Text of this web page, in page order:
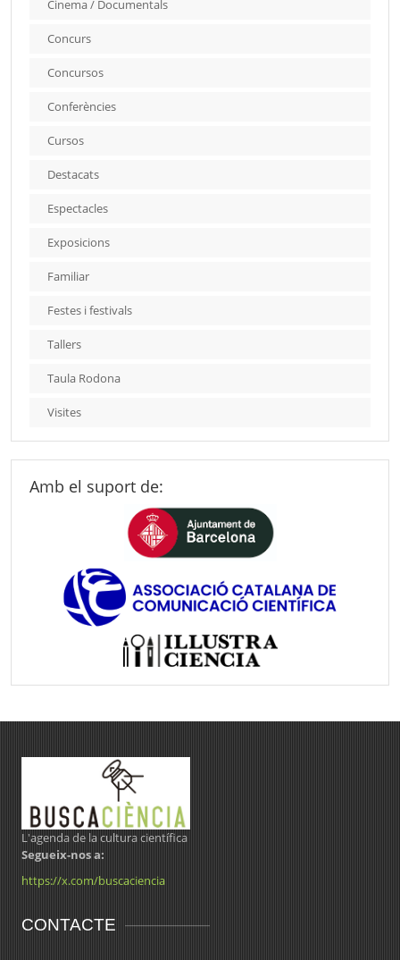
Cinema / Documentals
Concurs
Concursos
Conferències
Cursos
Destacats
Espectacles
Exposicions
Familiar
Festes i festivals
Tallers
Taula Rodona
Visites
Amb el suport de:
L'agenda de la cultura científica
Segueix-nos a:
https://x.com/buscaciencia
CONTACTE